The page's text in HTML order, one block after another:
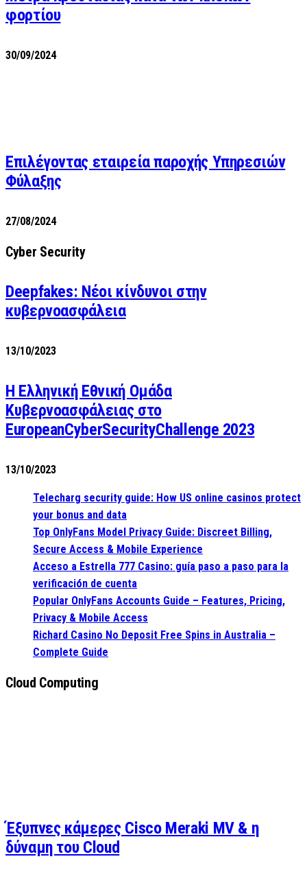
φορτίου
30/09/2024
Επιλέγοντας εταιρεία παροχής Υπηρεσιών
Φύλαξης
27/08/2024
Cyber Security
Deepfakes: Νέοι κίνδυνοι στην
κυβερνοασφάλεια
13/10/2023
Η Ελληνική Εθνική Ομάδα
Κυβερνοασφάλειας στο
EuropeanCyberSecurityChallenge 2023
13/10/2023
Telecharg security guide: How US online casinos protect
your bonus and data
Top OnlyFans Model Privacy Guide: Discreet Billing,
Secure Access & Mobile Experience
Acceso a Estrella 777 Casino: guía paso a paso para la
verificación de cuenta
Popular OnlyFans Accounts Guide – Features, Pricing,
Privacy & Mobile Access
Richard Casino No Deposit Free Spins in Australia –
Complete Guide
Cloud Computing
Έξυπνες κάμερες Cisco Meraki MV & η
δύναμη του Cloud